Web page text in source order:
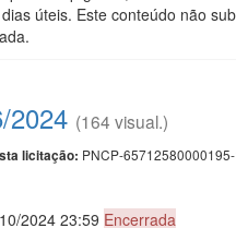
úteis. Este conteúdo não
2024 (164 visual.)
licitação: PNCP-
2024 23:59 Encerrada